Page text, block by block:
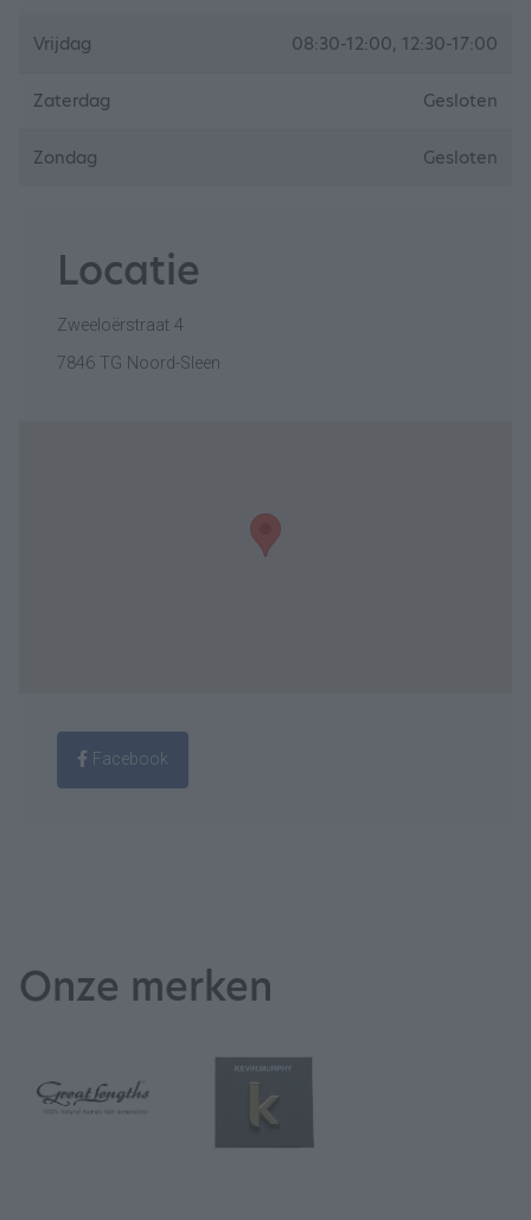
Vrijdag 08:30-12:00, 12:30-17:00
Zaterdag Gesloten
Zondag Gesloten
Locatie
Zweeloërstraat 4
7846 TG Noord-Sleen
Facebook
Onze merken